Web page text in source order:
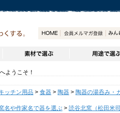
ようこそ！
ッチン用品 > 食器 > 陶器 > 陶器の湯呑み・
名や作家名で器を選ぶ > 読谷北窯（松田米